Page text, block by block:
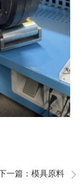
下一篇： 模具原料